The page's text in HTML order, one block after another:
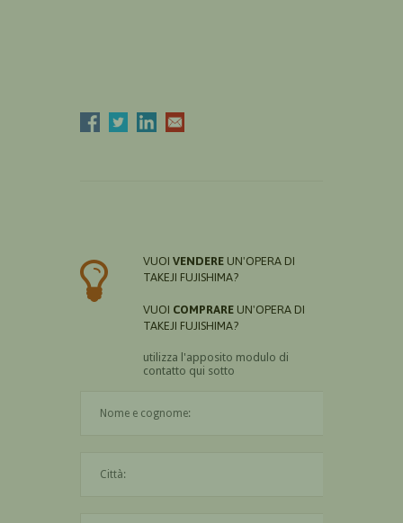
VUOI VENDERE UN'OPERA DI
TAKEJI FUJISHIMA?
VUOI COMPRARE UN'OPERA DI
TAKEJI FUJISHIMA?
utilizza l'apposito modulo di
contatto qui sotto